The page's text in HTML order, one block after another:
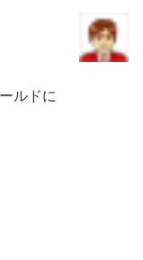
ルドに